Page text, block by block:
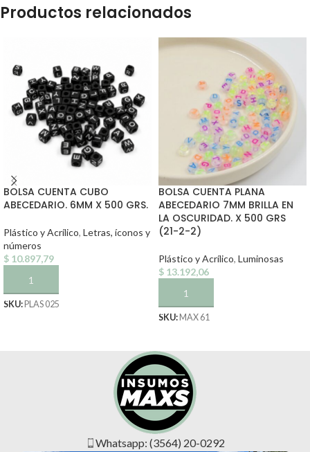
Productos relacionados
BOLSA CUENTA CUBO
ABECEDARIO. 6MM X 500 GRS.
Plástico y Acrílico, Letras, íconos y
números
$ 10.897,79
AÑADIR AL CARRITO
SKU: PLAS 025
BOLSA CUENTA PLANA
ABECEDARIO 7MM BRILLA EN
LA OSCURIDAD. X 500 GRS
(21-2-2)
Plástico y Acrílico, Luminosas
$ 13.192,06
AÑADIR AL CARRITO
SKU: MAX 61
Whatsapp: (3564) 20-0292